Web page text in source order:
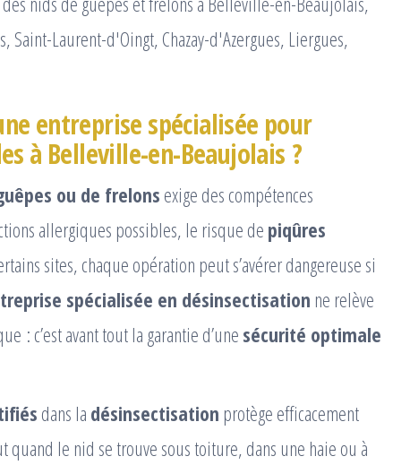
Saint-Laurent-d'Oingt, Chazay-d'Azergues, Liergues,
entreprise spécialisée pour
à Belleville-en-Beaujolais ?
ou de frelonsexige des compétences
allergiques possibles, le risque de piqûres
sites, chaque opération peut s’avérer dangereuse si
spécialisée en désinsectisation ne relève
: c’est avant tout la garantie d’unesécurité optimale
dans la désinsectisation protège efficacement
quand le nid se trouve sous toiture, dans une haie ou à